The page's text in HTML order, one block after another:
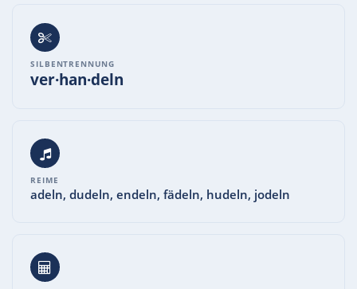
SILBENTRENNUNG
ver·han·deln
REIME
adeln, dudeln, endeln, fädeln, hudeln, jodeln